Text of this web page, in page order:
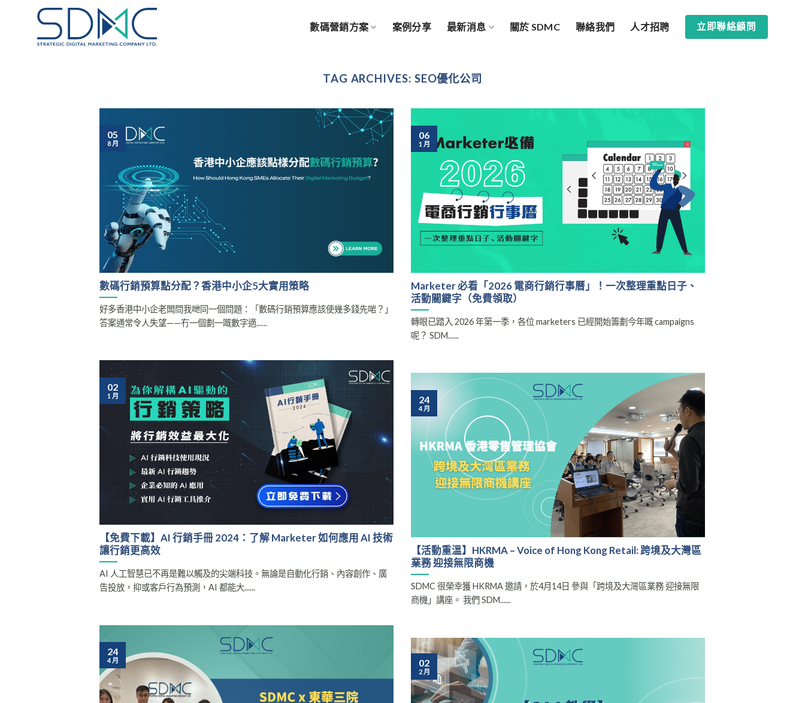
數碼營銷方案 案例分享 最新消息 關於 SDMC 聯絡我們 人才招聘 立即聯絡顧問
TAG ARCHIVES: SEO優化公司
數碼行銷預算點分配？香港中小企5大實用策略
好多香港中小企老闆問我哋同一個問題：「數碼行銷預算應該使幾多錢先啱？」
答案通常令人失望——冇一個劃一嘅數字適......
05
8 月
Marketer 必看「2026 電商行銷行事曆」！一次整理重點日子、
活動關鍵字（免費領取）
轉眼已踏入 2026 年第一季，各位 marketers 已經開始籌劃今年嘅 campaigns
呢？ SDM......
06
1 月
【免費下載】AI 行銷手冊 2024：了解 Marketer 如何應用 AI 技術
讓行銷更高效
AI 人工智慧已不再是難以觸及的尖端科技。無論是自動化行銷、內容創作、廣
告投放，抑或客戶行為預測，AI 都能大......
02
1 月
【活動重溫】HKRMA – Voice of Hong Kong Retail: 跨境及大灣區
業務 迎接無限商機
SDMC 很榮幸獲 HKRMA 邀請，於4月14日 參與「跨境及大灣區業務 迎接無限
商機」講座。 我們 SDM......
24
4 月
24
4 月 02
2 月